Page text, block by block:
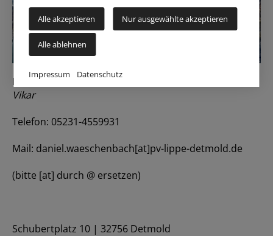
Alle akzeptieren Nur ausgewählte akzeptieren
Alle ablehnen
Impressum Datenschutz
Daniel Wäschenbach
Vikar
Telefon: 05231-4559931
Mail: daniel.waeschenbach[at]pv-lippe-detmold.de
(bitte [at] durch @ ersetzen)
Schubertplatz 10 | 32756 Detmold